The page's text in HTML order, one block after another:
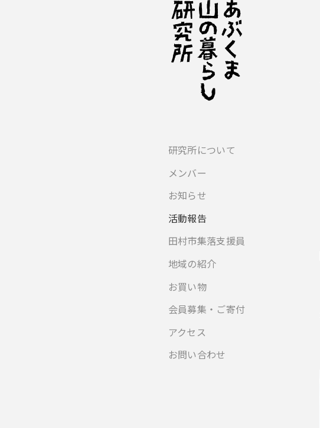
研究所について
メンバー
お知らせ
活動報告
田村市集落支援員
地域の紹介
お買い物
会員募集・ご寄付
アクセス
お問い合わせ